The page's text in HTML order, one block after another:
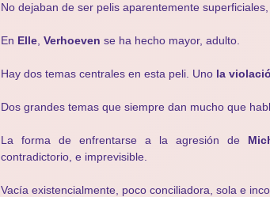
No dejaban de ser pelis aparentemente
En Elle Verhoeven se ha hecho mayor, adulto.
Hay dos temas centrales en esta peli. Uno la
Dos grandes temas que siempre dan mucho que
La forma de enfrentarse a la agresión de
contradictorio, e imprevisible.
Vacía existencialmente, poco conciliadora, sola e